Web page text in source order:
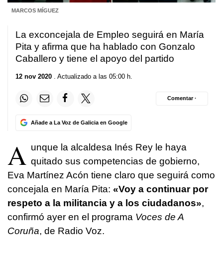
MARCOS MÍGUEZ
La exconcejala de Empleo seguirá en María
Pita y afirma que ha hablado con Gonzalo
Caballero y tiene el apoyo del partido
12 nov 2020 . Actualizado a las 05:00 h.
Añade a La Voz de Galicia en Google
Comentar ·
A unque la alcaldesa Inés Rey le haya
quitado sus competencias de gobierno,
Eva Martínez Acón tiene claro que seguirá como
concejala en María Pita: «Voy a continuar por
respeto a la militancia y a los ciudadanos»,
confirmó ayer en el programa Voces de A
Coruña, de Radio Voz.